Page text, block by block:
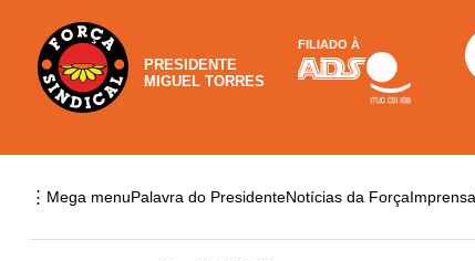
PRESIDENTE
MIGUEL TORRES
FILIADO À
⋮ Mega menuPalavra do PresidenteNotícias da ForçaImprensa